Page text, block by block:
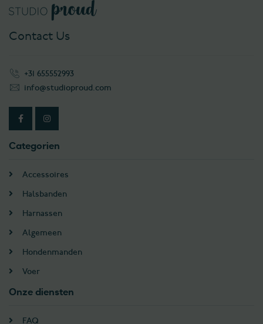
Contact Us
+31 655552993
info@studioproud.com
Categorien
Accessoires
Halsbanden
Harnassen
Algemeen
Hondenmanden
Voer
Onze diensten
FAQ